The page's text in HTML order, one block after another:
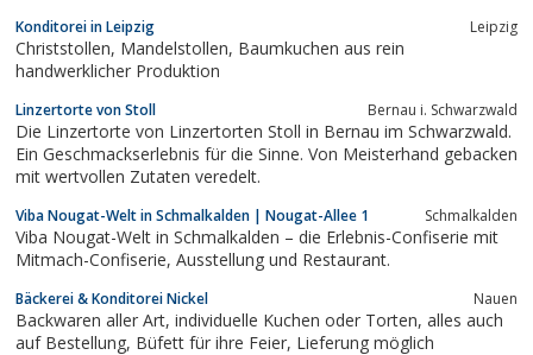
Konditorei in Leipzig Leipzig
Christstollen, Mandelstollen, Baumkuchen aus rein
handwerklicher Produktion
Linzertorte von Stoll Bernau i. Schwarzwald
Die Linzertorte von Linzertorten Stoll in Bernau im Schwarzwald.
Ein Geschmackserlebnis für die Sinne. Von Meisterhand gebacken
mit wertvollen Zutaten veredelt.
Viba Nougat-Welt in Schmalkalden | Nougat-Allee 1 Schmalkalden
Viba Nougat-Welt in Schmalkalden – die Erlebnis-Confiserie mit
Mitmach-Confiserie, Ausstellung und Restaurant.
Bäckerei & Konditorei Nickel Nauen
Backwaren aller Art, individuelle Kuchen oder Torten, alles auch
auf Bestellung, Büfett für ihre Feier, Lieferung möglich